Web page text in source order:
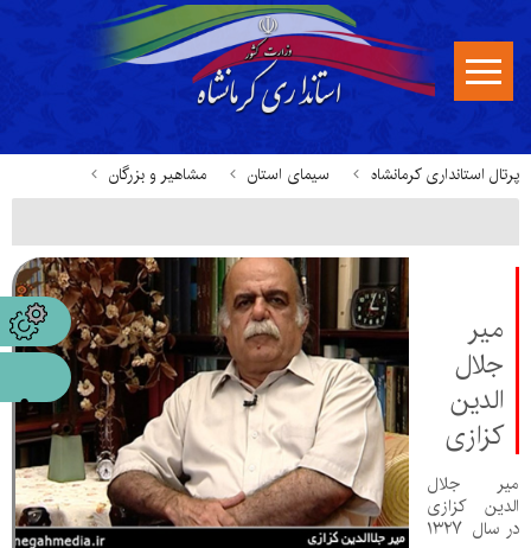
پرتال استانداری کرمانشاه سیمای استان مشاهیر و بزرگان
میر
جلال
الدین
کزازی
میر جلال
الدین کزازی
در سال ۱۳۲۷